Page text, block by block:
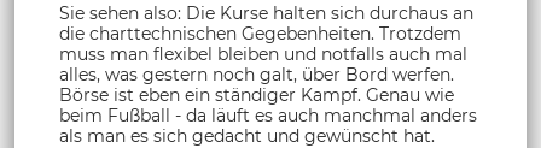
Sie sehen also: Die Kurse halten sich durchaus an
die charttechnischen Gegebenheiten. Trotzdem
muss man flexibel bleiben und notfalls auch mal
alles, was gestern noch galt, über Bord werfen.
Börse ist eben ein ständiger Kampf. Genau wie
beim Fußball - da läuft es auch manchmal anders
als man es sich gedacht und gewünscht hat.